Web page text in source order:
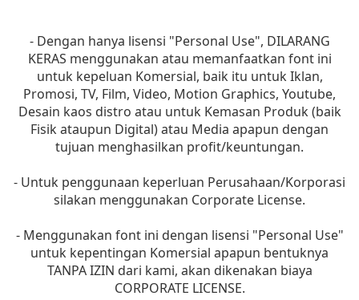
- Dengan hanya lisensi "Personal Use", DILARANG
KERAS menggunakan atau memanfaatkan font ini
untuk kepeluan Komersial, baik itu untuk Iklan,
Promosi, TV, Film, Video, Motion Graphics, Youtube,
Desain kaos distro atau untuk Kemasan Produk (baik
Fisik ataupun Digital) atau Media apapun dengan
tujuan menghasilkan profit/keuntungan.
- Untuk penggunaan keperluan Perusahaan/Korporasi
silakan menggunakan Corporate License.
- Menggunakan font ini dengan lisensi "Personal Use"
untuk kepentingan Komersial apapun bentuknya
TANPA IZIN dari kami, akan dikenakan biaya
CORPORATE LICENSE.